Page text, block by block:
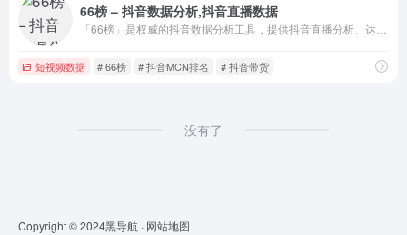
66榜 – 抖音数据分析,抖音直播数据
短视频数据 # 66榜 # 抖音MCN排名 # 抖音带货
没有了
Copyright © 2024黑导航 · 网站地图